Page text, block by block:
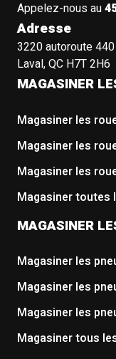
Appelez-nous au
Adresse
3220 autoroute 440
Laval, QC H7T 2H6
MAGASINER
Magasiner les
Magasiner les
Magasiner les
Magasiner toutes
MAGASINER
Magasiner les
Magasiner les
Magasiner les
Magasiner tous